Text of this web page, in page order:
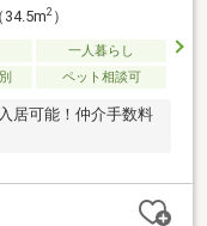
34.5m2）
一人暮らし
ペット相談可
居可能！仲介手数料